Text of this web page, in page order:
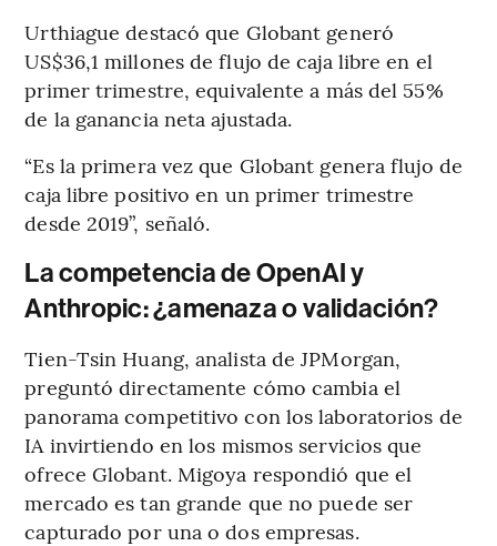
Urthiague destacó que Globant generó
US$36,1 millones de flujo de caja libre en el
primer trimestre, equivalente a más del 55%
de la ganancia neta ajustada.
“Es la primera vez que Globant genera flujo de
caja libre positivo en un primer trimestre
desde 2019”, señaló.
La competencia de OpenAI y
Anthropic: ¿amenaza o validación?
Tien-Tsin Huang, analista de JPMorgan,
preguntó directamente cómo cambia el
panorama competitivo con los laboratorios de
IA invirtiendo en los mismos servicios que
ofrece Globant. Migoya respondió que el
mercado es tan grande que no puede ser
capturado por una o dos empresas.